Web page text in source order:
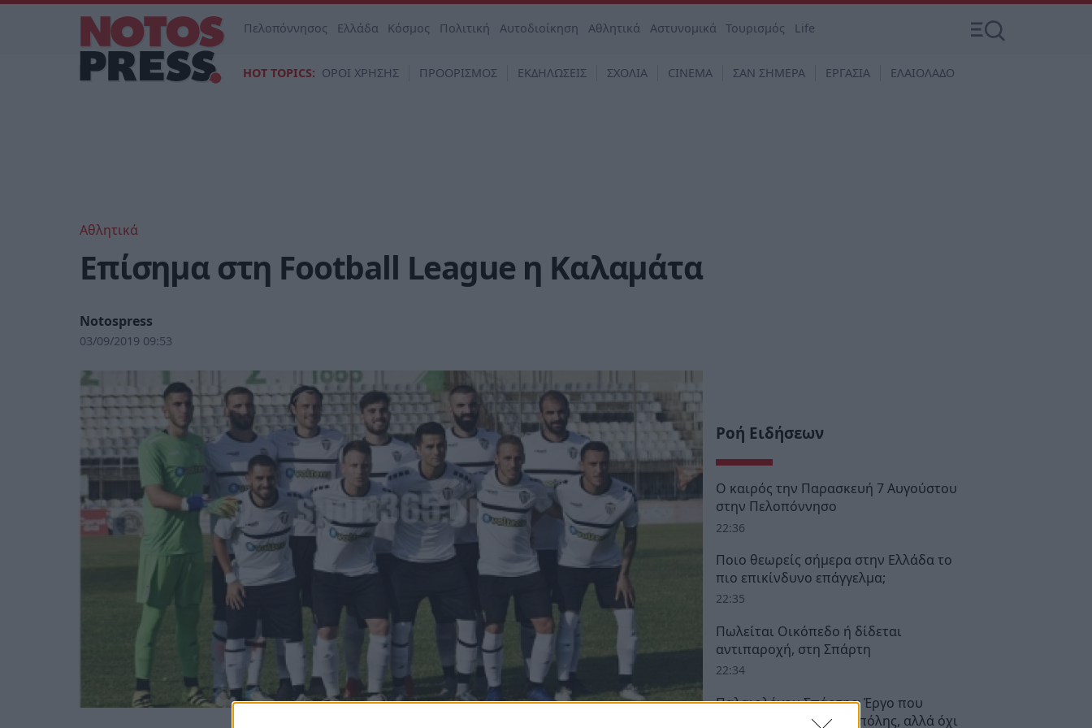
Πελοπόννησος Ελλάδα Κόσμος Πολιτική Αυτοδιοίκηση Αθλητικά Αστυνομικά Τουρισμός Life
HOT TOPICS: ΟΡΟΙ ΧΡΗΣΗΣ ΠΡΟΟΡΙΣΜΟΣ ΕΚΔΗΛΩΣΕΙΣ ΣΧΟΛΙΑ CINEMA ΣΑΝ ΣΗΜΕΡΑ ΕΡΓΑΣΙΑ ΕΛΑΙΟΛΑΔΟ
Αθλητικά
Επίσημα στη Football League η Καλαμάτα
Notospress
03/09/2019 09:53
Ροή Ειδήσεων
Ο καιρός την Παρασκευή 7 Αυγούστου
στην Πελοπόννησο
22:36
Ποιο θεωρείς σήμερα στην Ελλάδα το
πιο επικίνδυνο επάγγελμα;
22:35
Πωλείται Οικόπεδο ή δίδεται
αντιπαροχή, στη Σπάρτη
22:34
Παλαιολόγου Σπάρτης: Έργο που
άλλαξε την εικόνα της πόλης, αλλά όχι